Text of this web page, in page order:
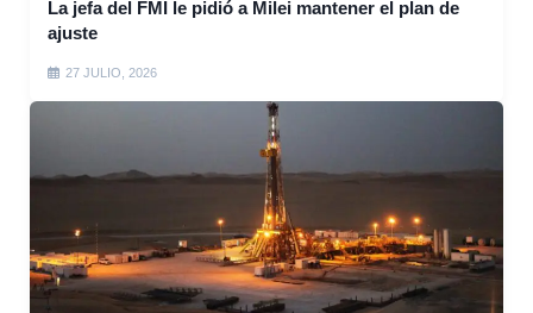
La jefa del FMI le pidió a Milei mantener el plan de
ajuste
27 JULIO, 2026